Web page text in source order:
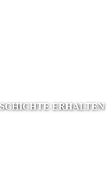
ERHALTEN